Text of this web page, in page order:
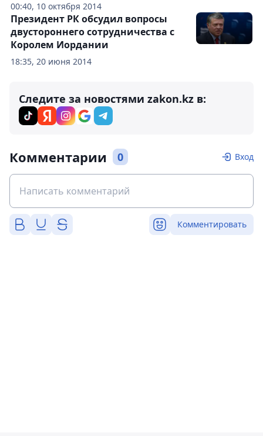
00:40, 10 октября 2014
18:35, 20 июня 2014
Президент РК обсудил вопросы
двустороннего сотрудничества с
Королем Иордании
Следите за новостями zakon.kz в:
Комментарии 0 Вход
Комментировать